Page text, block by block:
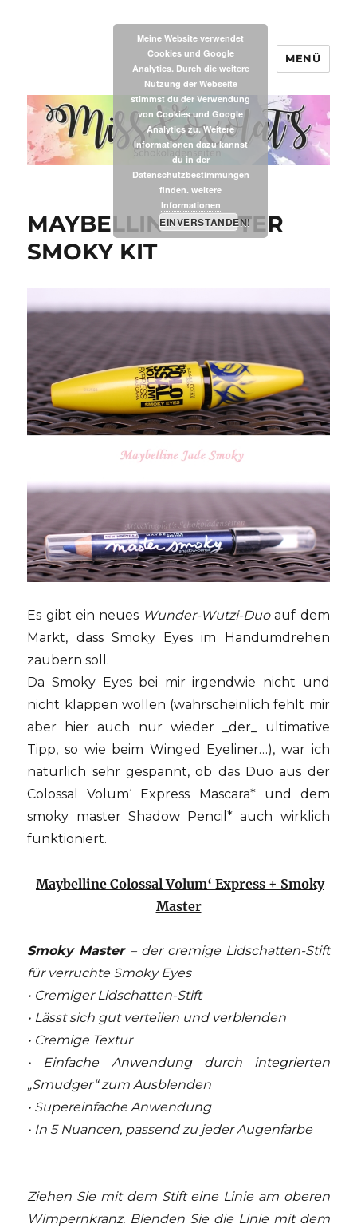
MissXoxolat's
MENÜ
MAYBELLINE MASTER
SMOKY KIT
Es gibt ein neues Wunder-Wutzi-Duoauf dem
Markt, dass Smoky Eyes im Handumdrehen
zaubern soll.
Da Smoky Eyes bei mir irgendwie nicht und
nicht klappen wollen (wahrscheinlich fehlt mir
aber hier auch nur wieder _der_ ultimative
Tipp, so wie beim Winged Eyeliner…), war ich
natürlich sehr gespannt, ob das Duo aus der
Colossal Volum‘ Express Mascara* und dem
smoky master Shadow Pencil* auch wirklich
funktioniert.
Maybelline Colossal Volum‘ Express + Smoky
Master
Smoky Master– der cremige Lidschatten-Stift
für verruchte Smoky Eyes
• Cremiger Lidschatten-Stift
• Lässt sich gut verteilen und verblenden
• Cremige Textur
• Einfache Anwendung durch integrierten
„Smudger“ zum Ausblenden
• Supereinfache Anwendung
• In 5 Nuancen, passend zu jeder Augenfarbe
Ziehen Sie mit dem Stift eine Linie am oberen
Wimpernkranz. Blenden Sie die Linie mit dem
Meine Website verwendet
Cookies und Google
Analytics. Durch die weitere
Nutzung der Webseite
stimmst du der Verwendung
von Cookies und Google
Analytics zu. Weitere
Informationen dazu kannst
du in der
Datenschutzbestimmungen
finden. weitere
Informationen
EINVERSTANDEN!